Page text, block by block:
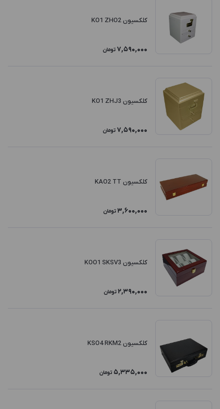
کلکسیون KO1 ZHO2
7,590,000 تومان
کلکسیون KO1 ZHJ3
7,590,000 تومان
کلکسیون KAO2 TT
3,600,000 تومان
کلکسیون KOO1 SKSV3
2,390,000 تومان
کلکسیون KSO4 RKM2
5,335,000 تومان